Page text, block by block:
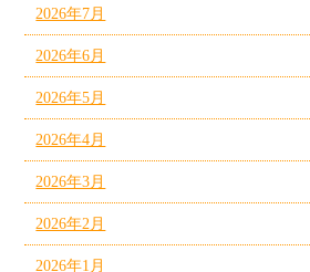
2026年7月
2026年6月
2026年5月
2026年4月
2026年3月
2026年2月
2026年1月